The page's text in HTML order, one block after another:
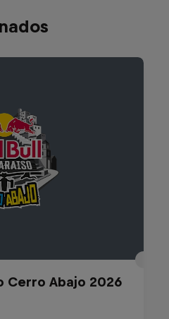
Cerro Abajo 2026